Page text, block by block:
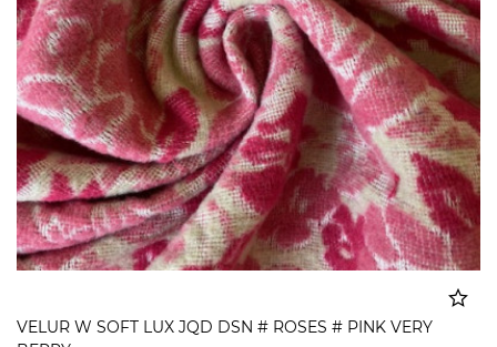
VELUR W SOFT LUX JQD DSN # ROSES # PINK VERY